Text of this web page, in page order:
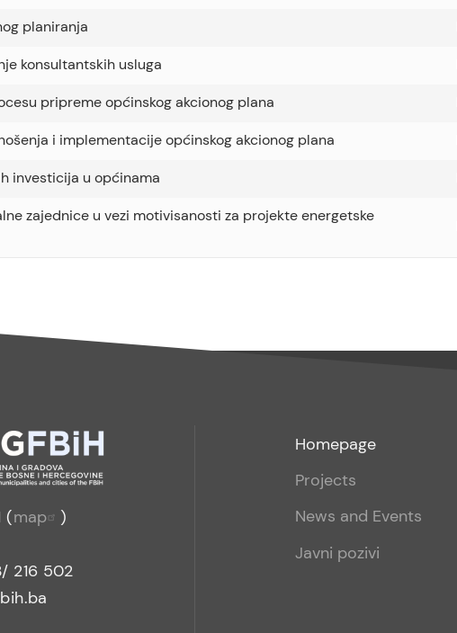
planiranja
konsultantskih usluga
pripreme općinskog akcionog plana
i implementacije općinskog akcionog plana
investicija u općinama
zajednice u vezi motivisanosti za projekte energetske
(map
)
216 502
Footer
menu
Homepage
Projects
News and Events
Javni pozivi